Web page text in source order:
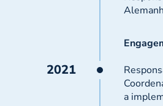
2021
a